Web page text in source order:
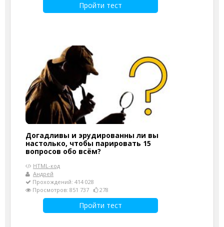
Пройти тест
Догадливы и эрудированны ли вы
настолько, чтобы парировать 15
вопросов обо всём?
HTML-код
Андрей
Прохождений: 414 028
Просмотров: 851 737
278
Пройти тест